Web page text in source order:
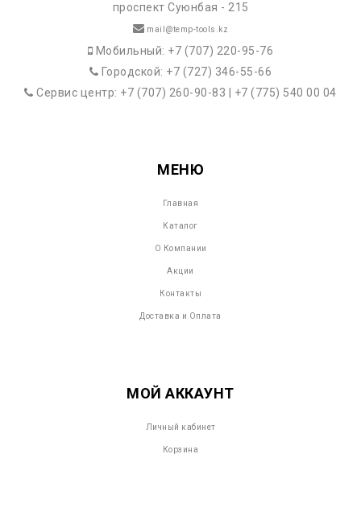
проспект Суюнбая - 215
mail@temp-tools.kz
Мобильный: +7 (707) 220-95-76
Городской: +7 (727) 346-55-66
Сервис центр: +7 (707) 260-90-83 | +7 (775) 540 00 04
МЕНЮ
Главная
Каталог
О Компании
Акции
Контакты
Доставка и Оплата
МОЙ АККАУНТ
Личный кабинет
Корзина